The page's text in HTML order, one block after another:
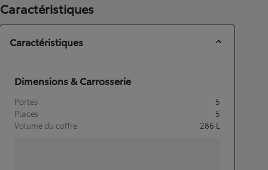
Caractéristiques
Caractéristiques
Dimensions & Carrosserie
Portes
5
Places
5
Volume du coffre
286 L